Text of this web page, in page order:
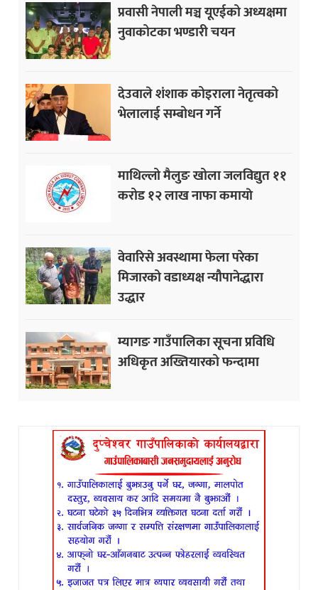
प्रवासी नेपाली मञ्च यूएईको अध्यक्षमा
नुवाकोटका भण्डारी चयन
देउवाले शंशाक कोइराला नेतृत्वको
भेलालाई सम्बोधन गर्ने
माथिल्लो मैलुङ खोला जलविद्युत ११
करोड १२ लाख नाफा कमायाे
वेवारिसे अवस्थामा फेला परेका
मिजारको वडाध्यक्ष न्यौपानेद्धारा
उद्धार
म्यागङ गाउँपालिका सूचना प्रविधि
अधिकृत अख्तियारको फन्दामा